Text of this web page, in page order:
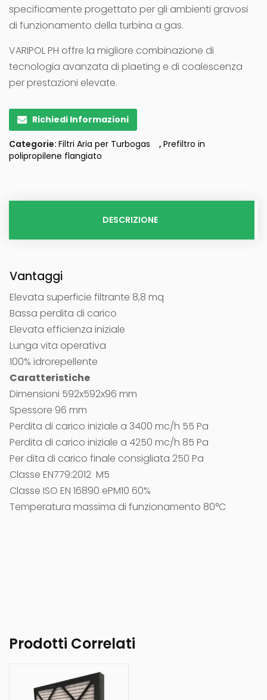
specificamente progettato per gli ambienti gravosi
di funzionamento della turbina a gas.
VARIPOL PH offre la migliore combinazione di
tecnologia avanzata di plaeting e di coalescenza
per prestazioni elevate.
Richiedi Informazioni
Categorie: Filtri Aria per Turbogas , Prefiltro in
polipropilene flangiato
DESCRIZIONE
Vantaggi
Elevata superficie filtrante 8,8 mq
Bassa perdita di carico
Elevata efficienza iniziale
Lunga vita operativa
100% idrorepellente
Caratteristiche
Dimensioni 592x592x96 mm
Spessore 96 mm
Perdita di carico iniziale a 3400 mc/h 55 Pa
Perdita di carico iniziale a 4250 mc/h 85 Pa
Per dita di carico finale consigliata 250 Pa
Classe EN779:2012 M5
Classe ISO EN 16890 ePM10 60%
Temperatura massima di funzionamento 80°C
Prodotti Correlati